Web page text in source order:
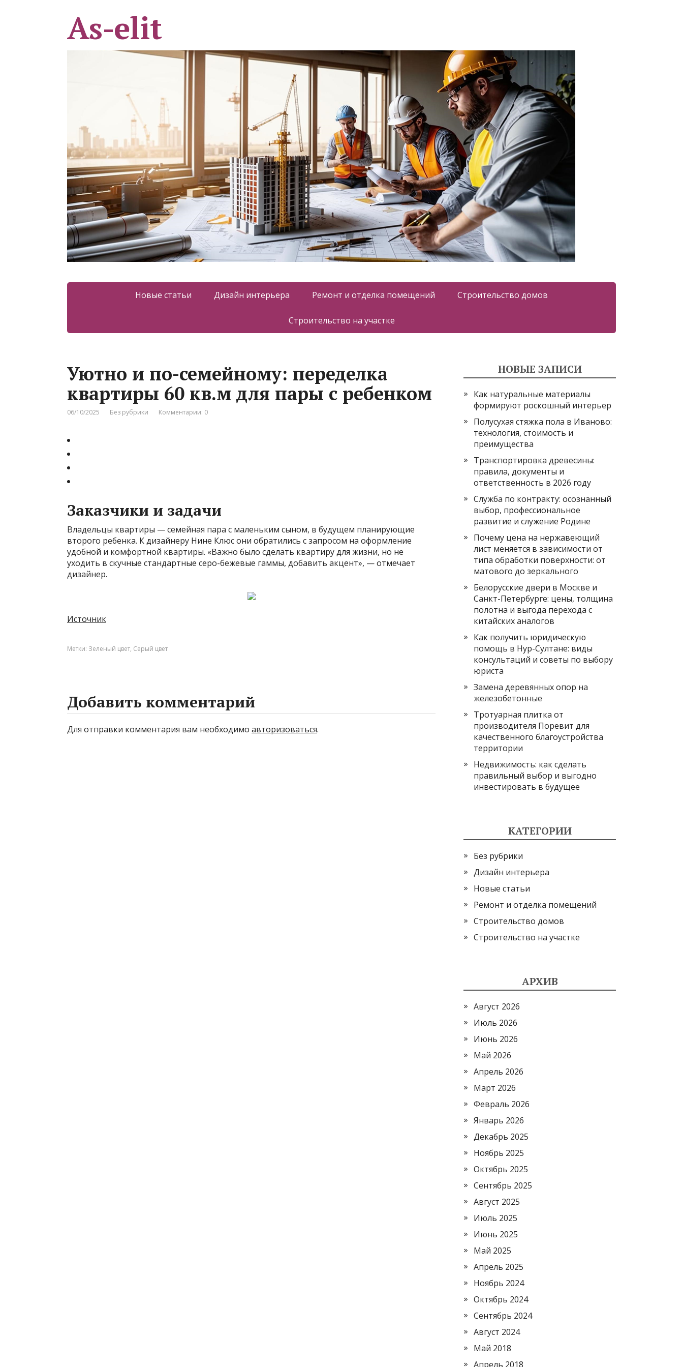
As-elit
Новые статьи Дизайн интерьера Ремонт и отделка помещений Строительство домов
Строительство на участке
Уютно и по-семейному: переделка
квартиры 60 кв.м для пары с ребенком
06/10/2025 Без рубрики Комментарии: 0
Заказчики и задачи
Владельцы квартиры — семейная пара с маленьким сыном, в будущем планирующие
второго ребенка. К дизайнеру Нине Клюс они обратились с запросом на оформление
удобной и комфортной квартиры. «Важно было сделать квартиру для жизни, но не
уходить в скучные стандартные серо-бежевые гаммы, добавить акцент», — отмечает
дизайнер.
Источник
Метки: Зеленый цвет, Серый цвет
Добавить комментарий
Для отправки комментария вам необходимо авторизоваться.
НОВЫЕ ЗАПИСИ
Как натуральные материалы
формируют роскошный интерьер
Полусухая стяжка пола в Иваново:
технология, стоимость и
преимущества
Транспортировка древесины:
правила, документы и
ответственность в 2026 году
Служба по контракту: осознанный
выбор, профессиональное
развитие и служение Родине
Почему цена на нержавеющий
лист меняется в зависимости от
типа обработки поверхности: от
матового до зеркального
Белорусские двери в Москве и
Санкт-Петербурге: цены, толщина
полотна и выгода перехода с
китайских аналогов
Как получить юридическую
помощь в Нур-Султане: виды
консультаций и советы по выбору
юриста
Замена деревянных опор на
железобетонные
Тротуарная плитка от
производителя Поревит для
качественного благоустройства
территории
Недвижимость: как сделать
правильный выбор и выгодно
инвестировать в будущее
КАТЕГОРИИ
Без рубрики
Дизайн интерьера
Новые статьи
Ремонт и отделка помещений
Строительство домов
Строительство на участке
АРХИВ
Август 2026
Июль 2026
Июнь 2026
Май 2026
Апрель 2026
Март 2026
Февраль 2026
Январь 2026
Декабрь 2025
Ноябрь 2025
Октябрь 2025
Сентябрь 2025
Август 2025
Июль 2025
Июнь 2025
Май 2025
Апрель 2025
Ноябрь 2024
Октябрь 2024
Сентябрь 2024
Август 2024
Май 2018
Апрель 2018